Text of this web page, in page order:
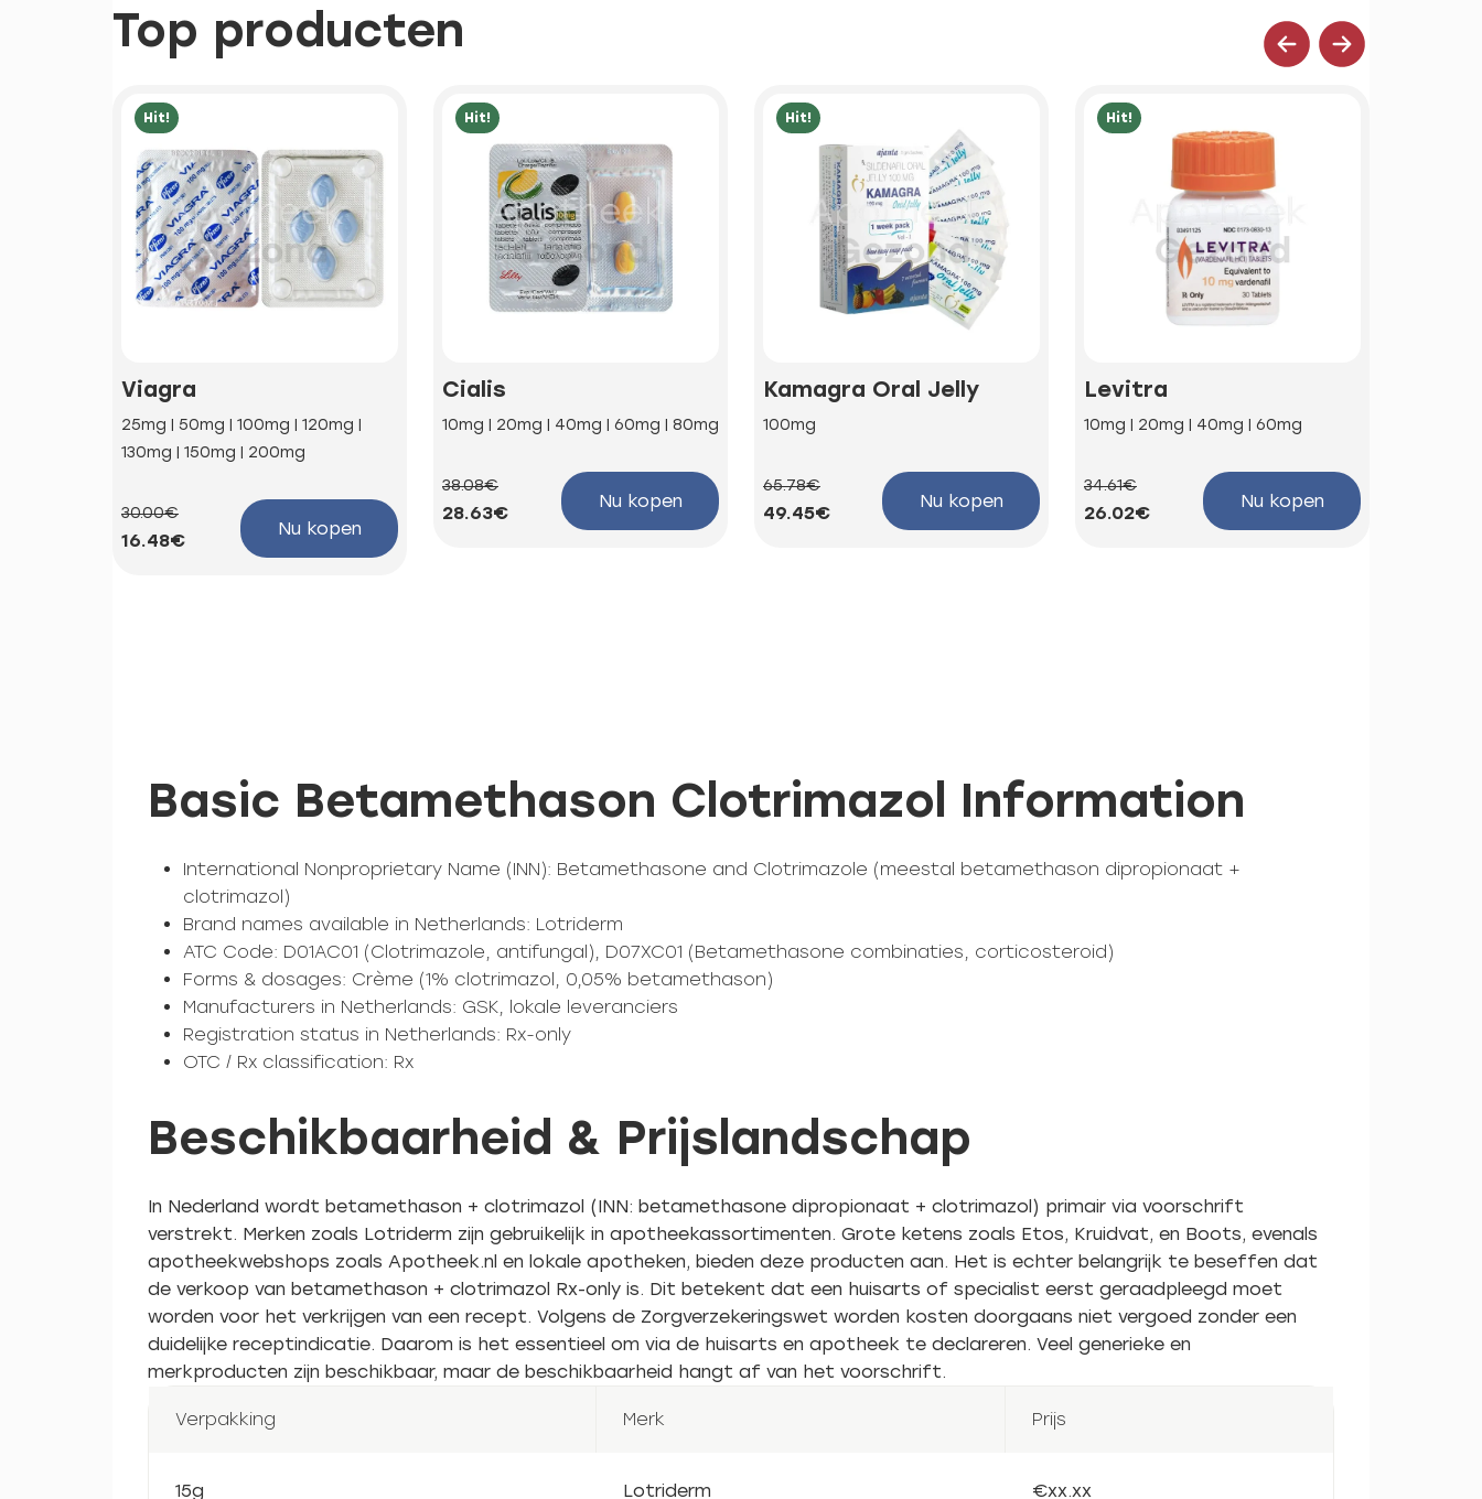
Top producten
Hit!
Viagra
25mg | 50mg | 100mg | 120mg |
130mg | 150mg | 200mg
30.00€
16.48€
Nu kopen
Hit!
Cialis
10mg | 20mg | 40mg | 60mg | 80mg
38.08€
28.63€
Nu kopen
Hit!
Kamagra Oral Jelly
100mg
65.78€
49.45€
Nu kopen
Hit!
Levitra
10mg | 20mg | 40mg | 60mg
34.61€
26.02€
Nu kopen
Basic Betamethason Clotrimazol Information
International Nonproprietary Name (INN): Betamethasone and Clotrimazole (meestal betamethason dipropionaat +
clotrimazol)
Brand names available in Netherlands: Lotriderm
ATC Code: D01AC01 (Clotrimazole, antifungal), D07XC01 (Betamethasone combinaties, corticosteroid)
Forms & dosages: Crème (1% clotrimazol, 0,05% betamethason)
Manufacturers in Netherlands: GSK, lokale leveranciers
Registration status in Netherlands: Rx-only
OTC / Rx classification: Rx
Beschikbaarheid & Prijslandschap
In Nederland wordt betamethason + clotrimazol (INN: betamethasone dipropionaat + clotrimazol) primair via voorschrift
verstrekt. Merken zoals Lotriderm zijn gebruikelijk in apotheekassortimenten. Grote ketens zoals Etos, Kruidvat, en Boots, evenals
apotheekwebshops zoals Apotheek.nl en lokale apotheken, bieden deze producten aan. Het is echter belangrijk te beseffen dat
de verkoop van betamethason + clotrimazol Rx-only is. Dit betekent dat een huisarts of specialist eerst geraadpleegd moet
worden voor het verkrijgen van een recept. Volgens de Zorgverzekeringswet worden kosten doorgaans niet vergoed zonder een
duidelijke receptindicatie. Daarom is het essentieel om via de huisarts en apotheek te declareren. Veel generieke en
merkproducten zijn beschikbaar, maar de beschikbaarheid hangt af van het voorschrift.
Verpakking Merk Prijs
15g Lotriderm €xx.xx